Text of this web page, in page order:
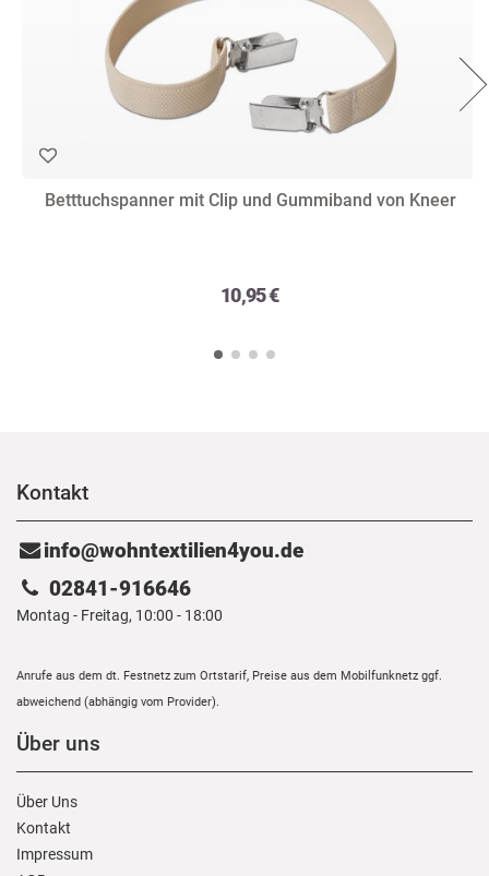
Betttuchspanner mit Clip und Gummiband von Kneer
10,95 €
Kontakt
info@wohntextilien4you.de
02841-916646
Montag - Freitag, 10:00 - 18:00
Anrufe aus dem dt. Festnetz zum Ortstarif, Preise aus dem Mobilfunknetz ggf.
abweichend (abhängig vom Provider).
Über uns
Über Uns
Kontakt
Impressum